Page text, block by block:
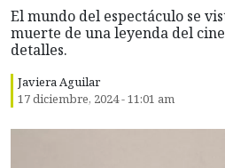
El mundo del espectáculo se
muerte de una leyenda del
detalles.
Javiera Aguilar
17 diciembre, 2024 - 11:01 am